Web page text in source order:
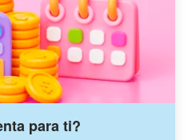
para ti?